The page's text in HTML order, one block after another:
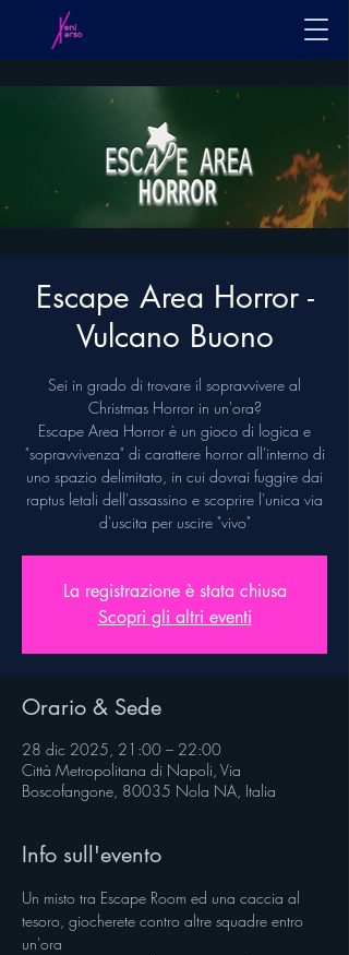
Escape Area Horror -
Vulcano Buono
Sei in grado di trovare il sopravvivere al
Christmas Horror in un'ora?
Escape Area Horror è un gioco di logica e
"sopravvivenza" di carattere horror all'interno di
uno spazio delimitato, in cui dovrai fuggire dai
raptus letali dell'assassino e scoprire l'unica via
d'uscita per uscire "vivo"
La registrazione è stata chiusa
Scopri gli altri eventi
Orario & Sede
28 dic 2025, 21:00 – 22:00
Città Metropolitana di Napoli, Via
Boscofangone, 80035 Nola NA, Italia
Info sull'evento
Un misto tra Escape Room ed una caccia al
tesoro, giocherete contro altre squadre entro
un'ora